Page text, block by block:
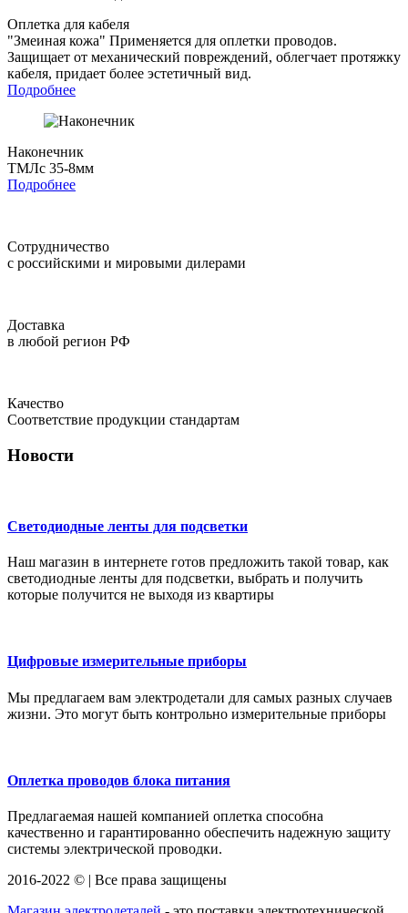
Оплетка для кабеля
"Змеиная кожа" Применяется для оплетки проводов.
Защищает от механический повреждений, облегчает протяжку
кабеля, придает более эстетичный вид.
Подробнее
Наконечник
ТМЛс 35-8мм
Подробнее
Сотрудничество
с российскими и мировыми дилерами
Доставка
в любой регион РФ
Качество
Соответствие продукции стандартам
Новости
Светодиодные ленты для подсветки
Наш магазин в интернете готов предложить такой товар, как
светодиодные ленты для подсветки, выбрать и получить
которые получится не выходя из квартиры
Цифровые измерительные приборы
Мы предлагаем вам электродетали для самых разных случаев
жизни. Это могут быть контрольно измерительные приборы
Оплетка проводов блока питания
Предлагаемая нашей компанией оплетка способна
качественно и гарантированно обеспечить надежную защиту
системы электрической проводки.
2016-2022 © | Все права защищены